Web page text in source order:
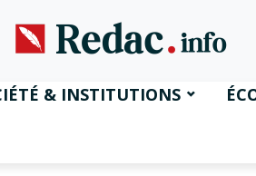
& INSTITUTIONS